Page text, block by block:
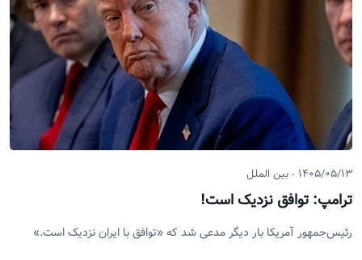
۱۴۰۵/۰۵/۱۳ بین الملل
ترامپ: توافق نزدیک است!
رئیس‌جمهور آمریکا بار دیگر مدعی شد که «توافق با ایران نزدیک است.»